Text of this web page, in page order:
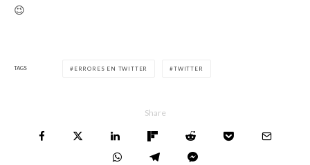
😉
TAGS ERRORES EN TWITTER TWITTER
Share